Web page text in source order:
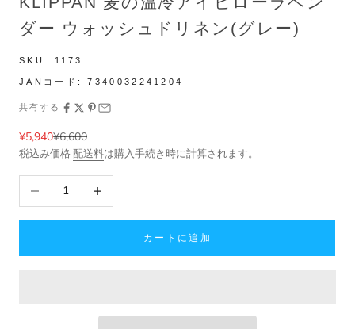
ダー ウォッシュドリネン(グレー)
SKU: 1173
JANコード:7340032241204
共有する
セール価格
¥5,940通常価格
¥6,600
税込み価格配送料は購入手続き時に計算されます。
数量を減らす 数量を増やす
カートに追加